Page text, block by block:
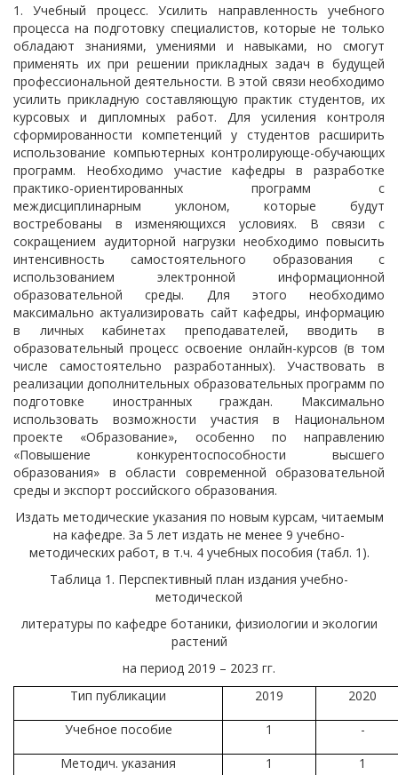
1. Учебный процесс. Усилить направленность учебного
процесса на подготовку специалистов, которые не только
обладают знаниями, умениями и навыками, но смогут
применять их при решении прикладных задач в будущей
профессиональной деятельности. В этой связи необходимо
усилить прикладную составляющую практик студентов, их
курсовых и дипломных работ. Для усиления контроля
сформированности компетенций у студентов расширить
использование компьютерных контролирующе-обучающих
программ. Необходимо участие кафедры в разработке
практико-ориентированных программ с
междисциплинарным уклоном, которые будут
востребованы в изменяющихся условиях. В связи с
сокращением аудиторной нагрузки необходимо повысить
интенсивность самостоятельного образования с
использованием электронной информационной
образовательной среды. Для этого необходимо
максимально актуализировать сайт кафедры, информацию
в личных кабинетах преподавателей, вводить в
образовательный процесс освоение онлайн-курсов (в том
числе самостоятельно разработанных). Участвовать в
реализации дополнительных образовательных программ по
подготовке иностранных граждан. Максимально
использовать возможности участия в Национальном
проекте «Образование», особенно по направлению
«Повышение конкурентоспособности высшего
образования» в области современной образовательной
среды и экспорт российского образования.
Издать методические указания по новым курсам, читаемым
на кафедре. За 5 лет издать не менее 9 учебно-
методических работ, в т.ч. 4 учебных пособия (табл. 1).
Таблица 1. Перспективный план издания учебно-
методической
литературы по кафедре ботаники, физиологии и экологии
растений
на период 2019 – 2023 гг.
Тип публикации
2019
2020
Учебное пособие
1
-
Методич. указания
1
1